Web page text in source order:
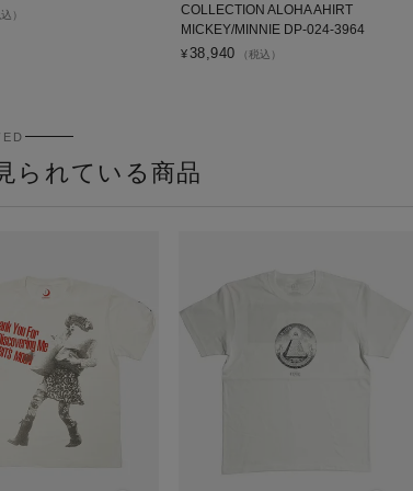
）
COLLECTION ALOHA AHIRT
MICKEY/MINNIE DP-024-3964
¥ 38,940 （税込）
られている商品